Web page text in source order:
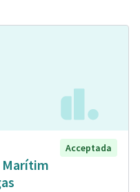
Marítim
Acceptada